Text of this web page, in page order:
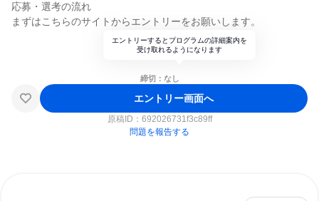
応募・選考の流れ
まずはこちらのサイトからエントリーをお願いします。
エントリーするとプログラムの詳細案内を
受け取れるようになります
締切：なし
エントリー画面へ
原稿ID： 692026731f3c89ff
問題を報告する